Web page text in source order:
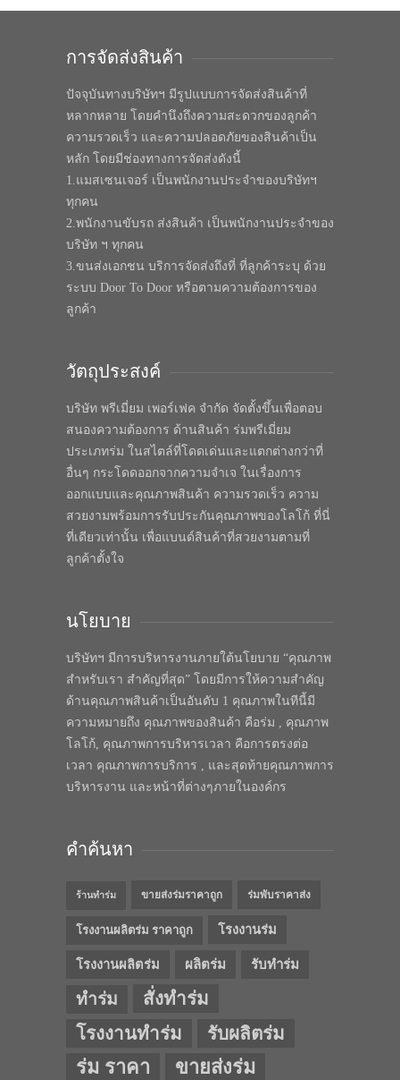
การจัดส่งสินค้า
ปัจจุบันทางบริษัทฯ มีรูปแบบการจัดส่งสินค้าที่
หลากหลาย โดยคำนึงถึงความสะดวกของลูกค้า
ความรวดเร็ว และความปลอดภัยของสินค้าเป็น
หลัก โดยมีช่องทางการจัดส่งดังนี้
1.แมสเซนเจอร์ เป็นพนักงานประจำของบริษัทฯ
ทุกคน
2.พนักงานขับรถ ส่งสินค้า เป็นพนักงานประจำของ
บริษัท ฯ ทุกคน
3.ขนส่งเอกชน บริการจัดส่งถึงที่ ที่ลูกค้าระบุ ด้วย
ระบบ Door To Door หรือตามความต้องการของ
ลูกค้า
วัตถุประสงค์
บริษัท พรีเมี่ยม เพอร์เฟค จำกัด จัดตั้งขึ้นเพื่อตอบ
สนองความต้องการ ด้านสินค้า ร่มพรีเมี่ยม
ประเภทร่ม ในสไตล์ที่โดดเด่นและแตกต่างกว่าที่
อื่นๆ กระโดดออกจากความจำเจ ในเรื่องการ
ออกแบบและคุณภาพสินค้า ความรวดเร็ว ความ
สวยงามพร้อมการรับประกันคุณภาพของโลโก้ ที่นี่
ที่เดียวเท่านั้น เพื่อแบนด์สินค้าที่สวยงามตามที่
ลูกค้าตั้งใจ
นโยบาย
บริษัทฯ มีการบริหารงานภายใต้นโยบาย “คุณภาพ
สำหรับเรา สำคัญที่สุด” โดยมีการให้ความสำคัญ
ด้านคุณภาพสินค้าเป็นอันดับ 1 คุณภาพในทีนี้มี
ความหมายถึง คุณภาพของสินค้า คือร่ม , คุณภาพ
โลโก้, คุณภาพการบริหารเวลา คือการตรงต่อ
เวลา คุณภาพการบริการ , และสุดท้ายคุณภาพการ
บริหารงาน และหน้าที่ต่างๆภายในองค์กร
คำค้นหา
ร้านทำร่ม ขายส่งร่มราคาถูก ร่มพับราคาส่ง
โรงงานผลิตร่ม ราคาถูก โรงงานร่ม
โรงงานผลิตร่ม ผลิตร่ม รับทำร่ม
ทำร่ม
สั่งทำร่ม
โรงงานทำร่ม
รับผลิตร่ม
ร่ม ราคา ขายส่งร่ม